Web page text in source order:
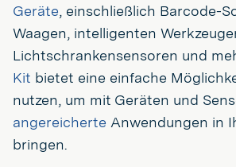
Geräte, einschließlich Barcode-
Waagen, intelligenten
Lichtschrankensensoren und
Kit bietet eine einfache
nutzen, um mit Geräten und
angereicherte Anwendungen in
bringen.